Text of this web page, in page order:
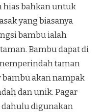
hias bahkan untuk
yang biasanya
bambu ialah
Bambu dapat di
taman
bambu akan nampak
dan unik. Pagar
dahulu digunakan